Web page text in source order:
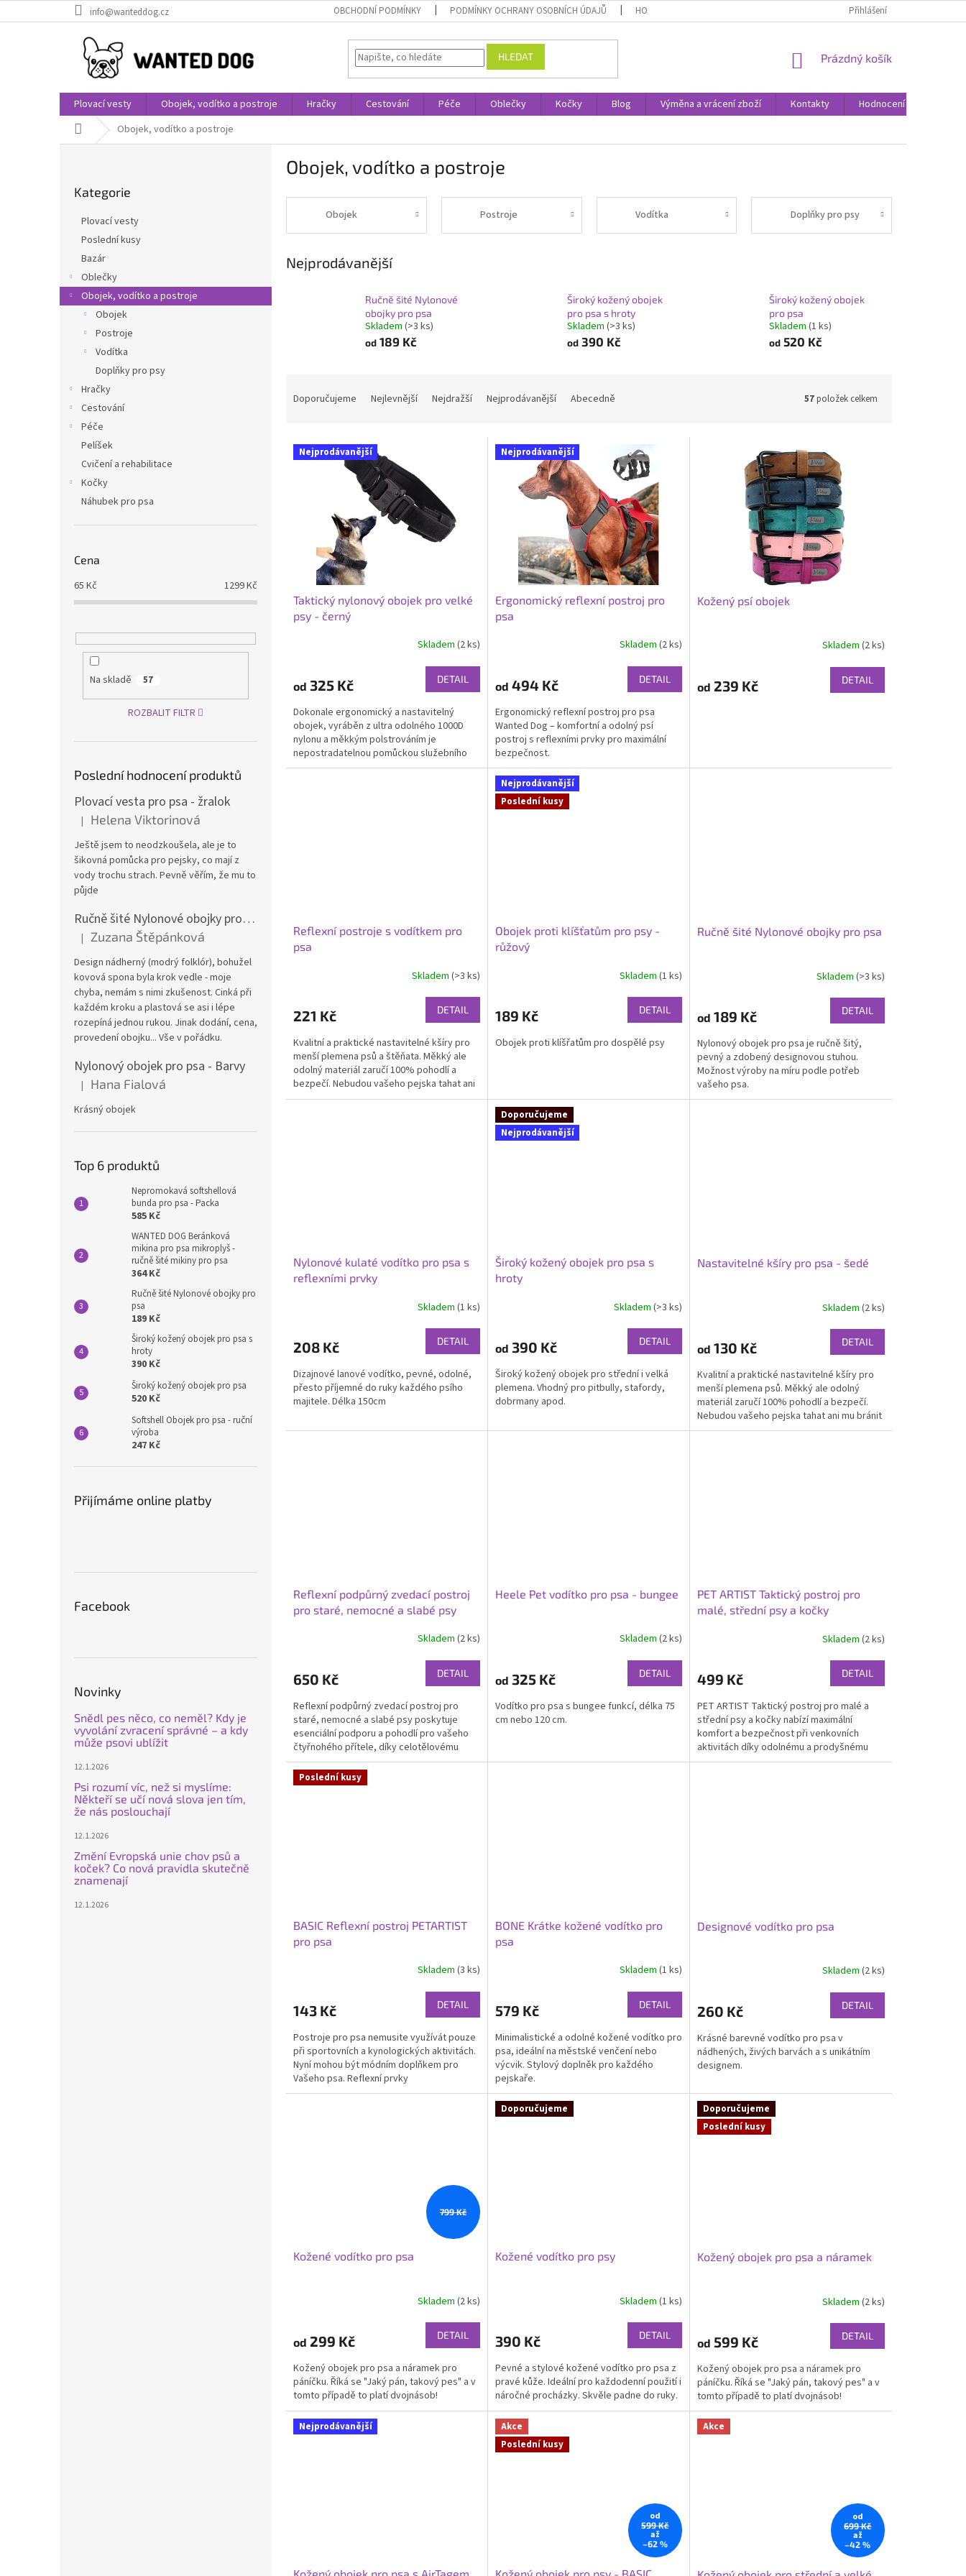
na
info@wanteddog.cz OBCHODNÍ PODMÍNKY PODMÍNKY OCHRANY OSOBNÍCH ÚDAJŮ HODNOCENÍ OBCHODU VÝMĚNA A VRÁCENÍ ZBOŽÍPřihlášení
HLEDAT
NÁKUPNÍ
Prázdný košík
Plovací vesty Obojek, vodítko a postroje Hračky Cestování Péče Oblečky Kočky Blog Výměna a vrácení zboží Kontakty
Hodnocení obchodu
Domů Obojek, vodítko a postroje
a
kategorie
Kategorie
Plovací vesty
Poslední kusy
Bazár
Oblečky
Obojek, vodítko a postroje
Obojek
Postroje
Vodítka
Doplňky pro psy
Hračky
Cestování
Péče
Pelíšek
Cvičení a rehabilitace
Kočky
Náhubek pro psa
Cena
65 Kč 1299Kč
Na skladě 57
ROZBALIT FILTR
Poslední hodnocení produktů
Plovací vesta pro psa - žralok
Hodnocení produktu je 5 z 5 hvězdiček.
| Helena Viktorinová
Ještě jsem to neodzkoušela, ale je to
šikovná pomůcka pro pejsky, co mají z
vody trochu strach. Pevně věřím, že mu to
půjde
Ručně šité Nylonové obojky pro psa
Hodnocení produktu je 4 z 5 hvězdiček.
| Zuzana Štěpánková
Design nádherný (modrý folklór), bohužel
kovová spona byla krok vedle - moje
chyba, nemám s nimi zkušenost. Cinká při
každém kroku a plastová se asi i lépe
rozepíná jednou rukou. Jinak dodání, cena,
provedení obojku... Vše v pořádku.
Nylonový obojek pro psa - Barvy
Hodnocení produktu je 5 z 5 hvězdiček.
| Hana Fialová
Krásný obojek
Top 6 produktů
Nepromokavá softshellová
bunda pro psa - Packa
585 Kč
WANTED DOG Beránková
mikina pro psa mikroplyš -
ručně šité mikiny pro psa
364 Kč
Ručně šité Nylonové obojky pro
psa
189 Kč
Široký kožený obojek pro psa s
hroty
390 Kč
Široký kožený obojek pro psa
520 Kč
Softshell Obojek pro psa - ruční
výroba
247 Kč
Přijímáme online platby
Facebook
Novinky
Snědl pes něco, co neměl? Kdy je
vyvolání zvracení správné – a kdy
může psovi ublížit
12.1.2026
Psi rozumí víc, než si myslíme:
Někteří se učí nová slova jen tím,
že nás poslouchají
12.1.2026
Změní Evropská unie chov psů a
koček? Co nová pravidla skutečně
znamenají
12.1.2026
Obojek, vodítko a postroje
Obojek Postroje Vodítka Doplňky pro psy
Nejprodávanější
Ručně šité Nylonové
obojky pro psa
Skladem (>3 ks)
od 189 Kč
Široký kožený obojek
pro psa s hroty
Skladem (>3 ks)
od390 Kč
Široký kožený obojek
pro psa
Skladem (1 ks)
od520 Kč
n
Doporučujeme Nejlevnější Nejdražší Nejprodávanější Abecedně 57položek celkem
V Nejprodávanější
Taktický nylonový obojek pro velké
psy - černý
je
z
5
hvězdiček.
Skladem (2 ks)
od 325 Kč DETAIL
Dokonale ergonomický a nastavitelný
obojek, vyráběn z ultra odolného 1000D
nylonu a měkkým polstrováním je
nepostradatelnou pomůckou služebního
psa. Precizní šití a polstrování...
Nejprodávanější
Ergonomický reflexní postroj pro
psa
je
z
5
hvězdiček.
Skladem (2 ks)
od 494 Kč DETAIL
Ergonomický reflexní postroj pro psa
Wanted Dog – komfortní a odolný psí
postroj s reflexními prvky pro maximální
bezpečnost.
Kožený psí obojek
Skladem (2 ks)
od 239 Kč DETAIL
Reflexní postroje s vodítkem pro
psa
je
z
5
hvězdiček.
Skladem (>3 ks)
221 Kč DETAIL
Kvalitní a praktické nastavitelné kšíry pro
menší plemena psů a štěňata. Měkký ale
odolný materiál zaručí 100% pohodlí a
bezpečí. Nebudou vašeho pejska tahat ani
mu bránit v...
Nejprodávanější
Poslední kusy
Obojek proti klíšťatům pro psy -
růžový
je
z
Skladem (1 ks)
189 Kč DETAIL
Obojek proti klíšřatům pro dospělé psy
Ručně šité Nylonové obojky pro psa
je
z
5
hvězdiček.
Skladem (>3 ks)
od 189 Kč DETAIL
Nylonový obojek pro psa je ručně šitý,
pevný a zdobený designovou stuhou.
Možnost výroby na míru podle potřeb
vašeho psa.
Nylonové kulaté vodítko pro psa s
reflexními prvky
Skladem (1 ks)
208 Kč DETAIL
Dizajnové lanové vodítko, pevné, odolné,
přesto příjemné do ruky každého psího
majitele. Délka 150cm
Doporučujeme
Nejprodávanější
Široký kožený obojek pro psa s
hroty
je
z
5
hvězdiček.
Skladem (>3 ks)
od 390 Kč DETAIL
Široký kožený obojek pro střední i velká
plemena. Vhodný pro pitbully, stafordy,
dobrmany apod.
Nastavitelné kšíry pro psa - šedé
je
z
5
hvězdiček.
Skladem (2 ks)
od 130 Kč DETAIL
Kvalitní a praktické nastavitelné kšíry pro
menší plemena psů. Měkký ale odolný
materiál zaručí 100% pohodlí a bezpečí.
Nebudou vašeho pejska tahat ani mu bránit
v pohybu....
Reflexní podpůrný zvedací postroj
pro staré, nemocné a slabé psy
Skladem (2 ks)
650 Kč DETAIL
Reflexní podpůrný zvedací postroj pro
staré, nemocné a slabé psy poskytuje
esenciální podporu a pohodlí pro vašeho
čtyřnohého přítele, díky celotělovému
designu a ergonomické...
Heele Pet vodítko pro psa - bungee
je
z
5
Skladem (2 ks)
od 325 Kč DETAIL
Vodítko pro psa s bungee funkcí, délka 75
cm nebo 120 cm.
PET ARTIST Taktický postroj pro
malé, střední psy a kočky
Skladem (2 ks)
499 Kč DETAIL
PET ARTIST Taktický postroj pro malé a
střední psy a kočky nabízí maximální
komfort a bezpečnost při venkovních
aktivitách díky odolnému a prodyšnému
materiálu a nastavitelným...
Poslední kusy
BASIC Reflexní postroj PETARTIST
pro psa
je
z
5
hvězdiček.
Skladem (3 ks)
143 Kč DETAIL
Postroje pro psa nemusite využívát pouze
při sportovních a kynologických aktivitách.
Nyní mohou být módním doplňkem pro
Vašeho psa. Reflexní prvky
BONE Krátke kožené vodítko pro
psa
Skladem (1 ks)
579 Kč DETAIL
Minimalistické a odolné kožené vodítko pro
psa, ideální na městské venčení nebo
výcvik. Stylový doplněk pro každého
pejskaře.
Designové vodítko pro psa
Skladem (2 ks)
260 Kč DETAIL
Krásné barevné vodítko pro psa v
nádhených, živých barvách a s unikátním
designem.
799 Kč
Kožené vodítko pro psa
Skladem (2 ks)
od 299 Kč DETAIL
Kožený obojek pro psa a náramek pro
páníčku. Říká se "Jaký pán, takový pes" a v
tomto případě to platí dvojnásob!
Doporučujeme
Kožené vodítko pro psy
je
z
5
hvězdiček.
Skladem (1 ks)
390 Kč DETAIL
Pevné a stylové kožené vodítko pro psa z
pravé kůže. Ideální pro každodenní použití i
náročné procházky. Skvěle padne do ruky.
Doporučujeme
Poslední kusy
Kožený obojek pro psa a náramek
je
z
5
hvězdiček.
Skladem (2 ks)
od 599 Kč DETAIL
Kožený obojek pro psa a náramek pro
páníčku. Říká se "Jaký pán, takový pes" a v
tomto případě to platí dvojnásob!
Nejprodávanější
Akce
Poslední kusy
od
599 Kč
až
–62 %
Akce
od
699 Kč
až
–42 %